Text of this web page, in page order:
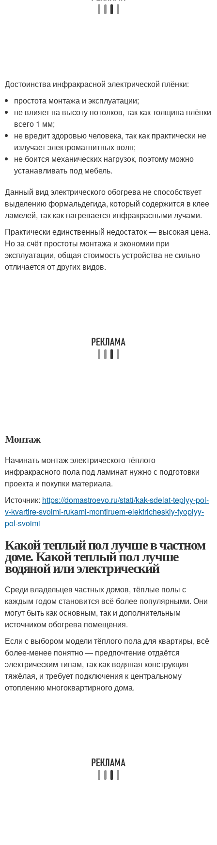
Достоинства инфракрасной электрической плёнки:
простота монтажа и эксплуатации;
не влияет на высоту потолков, так как толщина плёнки
всего 1 мм;
не вредит здоровью человека, так как практически не
излучает электромагнитных волн;
не боится механических нагрузок, поэтому можно
устанавливать под мебель.
Данный вид электрического обогрева не способствует
выделению формальдегида, который содержится в клее
ламелей, так как нагревается инфракрасными лучами.
Практически единственный недостаток — высокая цена.
Но за счёт простоты монтажа и экономии при
эксплуатации, общая стоимость устройства не сильно
отличается от других видов.
Монтаж
Начинать монтаж электрического тёплого
инфракрасного пола под ламинат нужно с подготовки
проекта и покупки материала.
Источник: https://domastroevo.ru/stati/kak-sdelat-teplyy-pol-
v-kvartire-svoimi-rukami-montiruem-elektricheskiy-tyoplyy-
pol-svoimi
Какой теплый пол лучше в частном
доме. Какой теплый пол лучше
водяной или электрический
Среди владельцев частных домов, тёплые полы с
каждым годом становится всё более популярными. Они
могут быть как основным, так и дополнительным
источником обогрева помещения.
Если с выбором модели тёплого пола для квартиры, всё
более-менее понятно — предпочтение отдаётся
электрическим типам, так как водяная конструкция
тяжёлая, и требует подключения к центральному
отоплению многоквартирного дома.